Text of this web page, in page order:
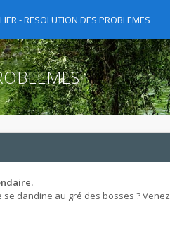
- RESOLUTION DES PROBLEMES
dandine au gré des bosses ?